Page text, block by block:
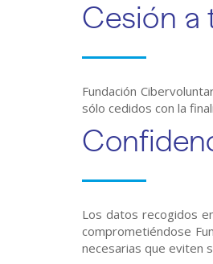
Cesión a
Fundación
sólo cedidos con la
Los datos recogidos
comprometiéndose
necesarias que eviten